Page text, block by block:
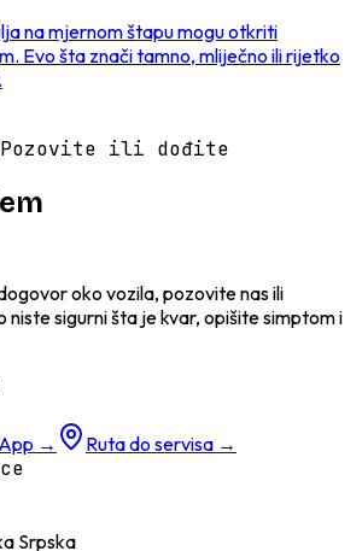
na mjernom štapu mogu otkriti
Evo šta znači tamno, mliječno ili rijetko
Pozovite ili dođite
oko vozila, pozovite nas ili
sigurni šta je kvar, opišite simptom i
→ Ruta do servisa →
Srpska